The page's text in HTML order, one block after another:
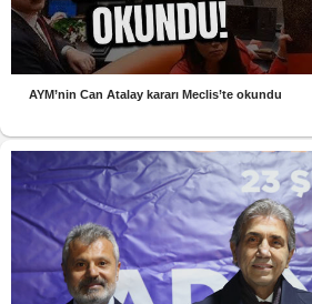
AYM’nin Can Atalay kararı Meclis’te okundu